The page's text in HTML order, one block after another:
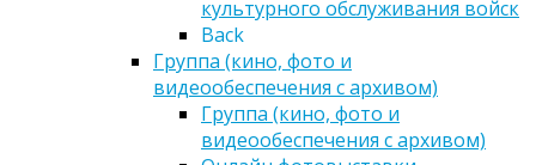
культурного обслуживания войск
Back
Группа (кино, фото и
видеообеспечения с архивом)
Группа (кино, фото и
видеообеспечения с архивом)